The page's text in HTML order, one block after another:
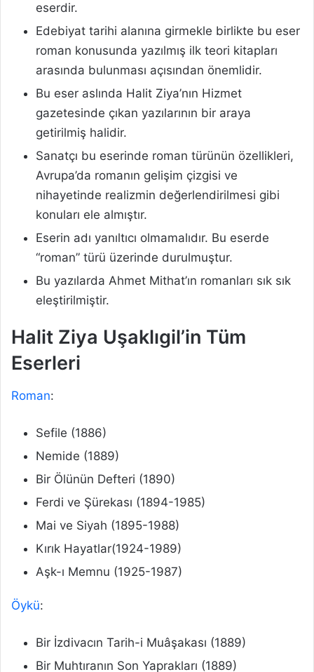
eserdir.
Edebiyat tarihi alanına girmekle birlikte bu eser
roman konusunda yazılmış ilk teori kitapları
arasında bulunması açısından önemlidir.
Bu eser aslında Halit Ziya’nın Hizmet
gazetesinde çıkan yazılarının bir araya
getirilmiş halidir.
Sanatçı bu eserinde roman türünün özellikleri,
Avrupa’da romanın gelişim çizgisi ve
nihayetinde realizmin değerlendirilmesi gibi
konuları ele almıştır.
Eserin adı yanıltıcı olmamalıdır. Bu eserde
“roman” türü üzerinde durulmuştur.
Bu yazılarda Ahmet Mithat’ın romanları sık sık
eleştirilmiştir.
Halit Ziya Uşaklıgil’in Tüm
Eserleri
Roman:
Sefile (1886)
Nemide (1889)
Bir Ölünün Defteri (1890)
Ferdi ve Şürekası (1894-1985)
Mai ve Siyah (1895-1988)
Kırık Hayatlar(1924-1989)
Aşk-ı Memnu (1925-1987)
Öykü:
Bir İzdivacın Tarih-i Muâşakası (1889)
Bir Muhtıranın Son Yaprakları (1889)